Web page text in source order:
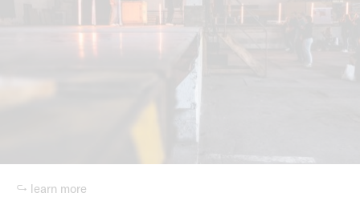
↪ learn more